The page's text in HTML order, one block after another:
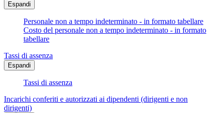
Espandi
Personale non a tempo indeterminato - in formato tabellare
Costo del personale non a tempo indeterminato - in formato
tabellare
Tassi di assenza
Espandi
Tassi di assenza
Incarichi conferiti e autorizzati ai dipendenti (dirigenti e non
dirigenti)